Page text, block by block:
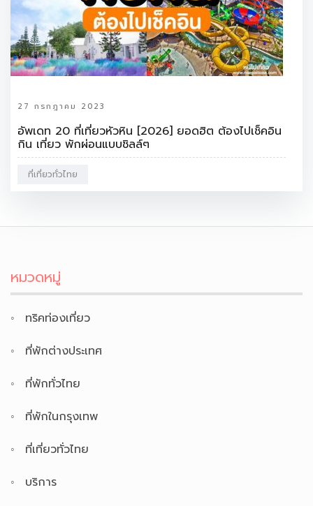
27 กรกฎาคม 2023
อัพเดท 20 ที่เที่ยวหัวหิน [2026] ยอดฮิต ต้องไปเช็คอิน
กิน เที่ยว พักผ่อนแบบชิลล์ๆ
ที่เที่ยวทั่วไทย
หมวดหมู่
ทริคท่องเที่ยว
ที่พักต่างประเทศ
ที่พักทั่วไทย
ที่พักในกรุงเทพ
ที่เที่ยวทั่วไทย
บริการ